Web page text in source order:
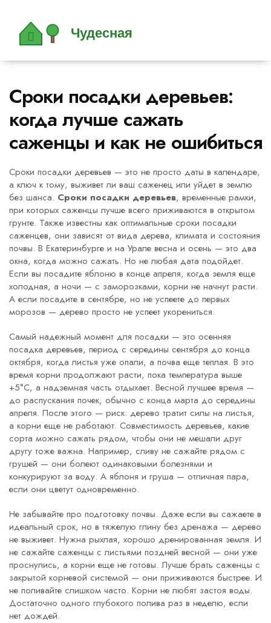
Сроки посадки деревьев:
когда лучше сажать
саженцы и как не ошибиться
Сроки посадки деревьев — это не просто даты в календаре,
а ключ к тому, выживет ли ваш саженец или уйдет в землю
без шанса. Сроки посадки деревьев, временные рамки,
при которых саженцы лучше всего приживаются в открытом
грунте. Также известны как оптимальные сроки посадки
саженцев, они зависят от вида дерева, климата и состояния
почвы. В Екатеринбурге и на Урале весна и осень — это два
окна, когда можно сажать. Но не любая дата подойдет.
Если вы посадите яблоню в конце апреля, когда земля еще
холодная, а ночи — с заморозками, корни не начнут расти.
А если посадите в сентябре, но не успеете до первых
морозов — дерево просто не успеет укорениться.
Самый надежный момент для посадки — это осенняя
посадка деревьев, период с середины сентября до конца
октября, когда листья уже опали, а почва еще теплая. В это
время корни продолжают расти, пока температура выше
+5°C, а надземная часть отдыхает. Весной лучшее время —
до распускания почек, обычно с конца марта до середины
апреля. После этого — риск: дерево тратит силы на листья,
а корни еще не работают. Совместимость деревьев, какие
сорта можно сажать рядом, чтобы они не мешали друг
другу тоже важна. Например, сливу не сажайте рядом с
грушей — они болеют одинаковыми болезнями и
конкурируют за воду. А яблоня и груша — отличная пара,
если они цветут одновременно.
Не забывайте про подготовку почвы. Даже если вы сажаете в
идеальный срок, но в тяжелую глину без дренажа — дерево
не выживет. Нужна рыхлая, хорошо дренированная земля. И
не сажайте саженцы с листьями поздней весной — они уже
проснулись, а корни еще не готовы. Лучше брать саженцы с
закрытой корневой системой — они приживаются быстрее. И
не поливайте слишком часто. Корни не любят застоя воды.
Достаточно одного глубокого полива раз в неделю, если
нет дождей.